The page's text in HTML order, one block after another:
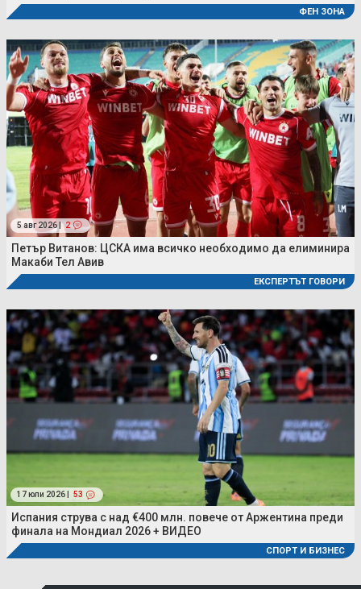
ФЕН ЗОНА
5 авг 2026 | 2
Петър Витанов: ЦСКА има всичко необходимо да елиминира
Макаби Тел Авив
ЕКСПЕРТЪТ ГОВОРИ
17 юли 2026 | 53
Испания струва с над €400 млн. повече от Аржентина преди
финала на Мондиал 2026 + ВИДЕО
СПОРТ И БИЗНЕС